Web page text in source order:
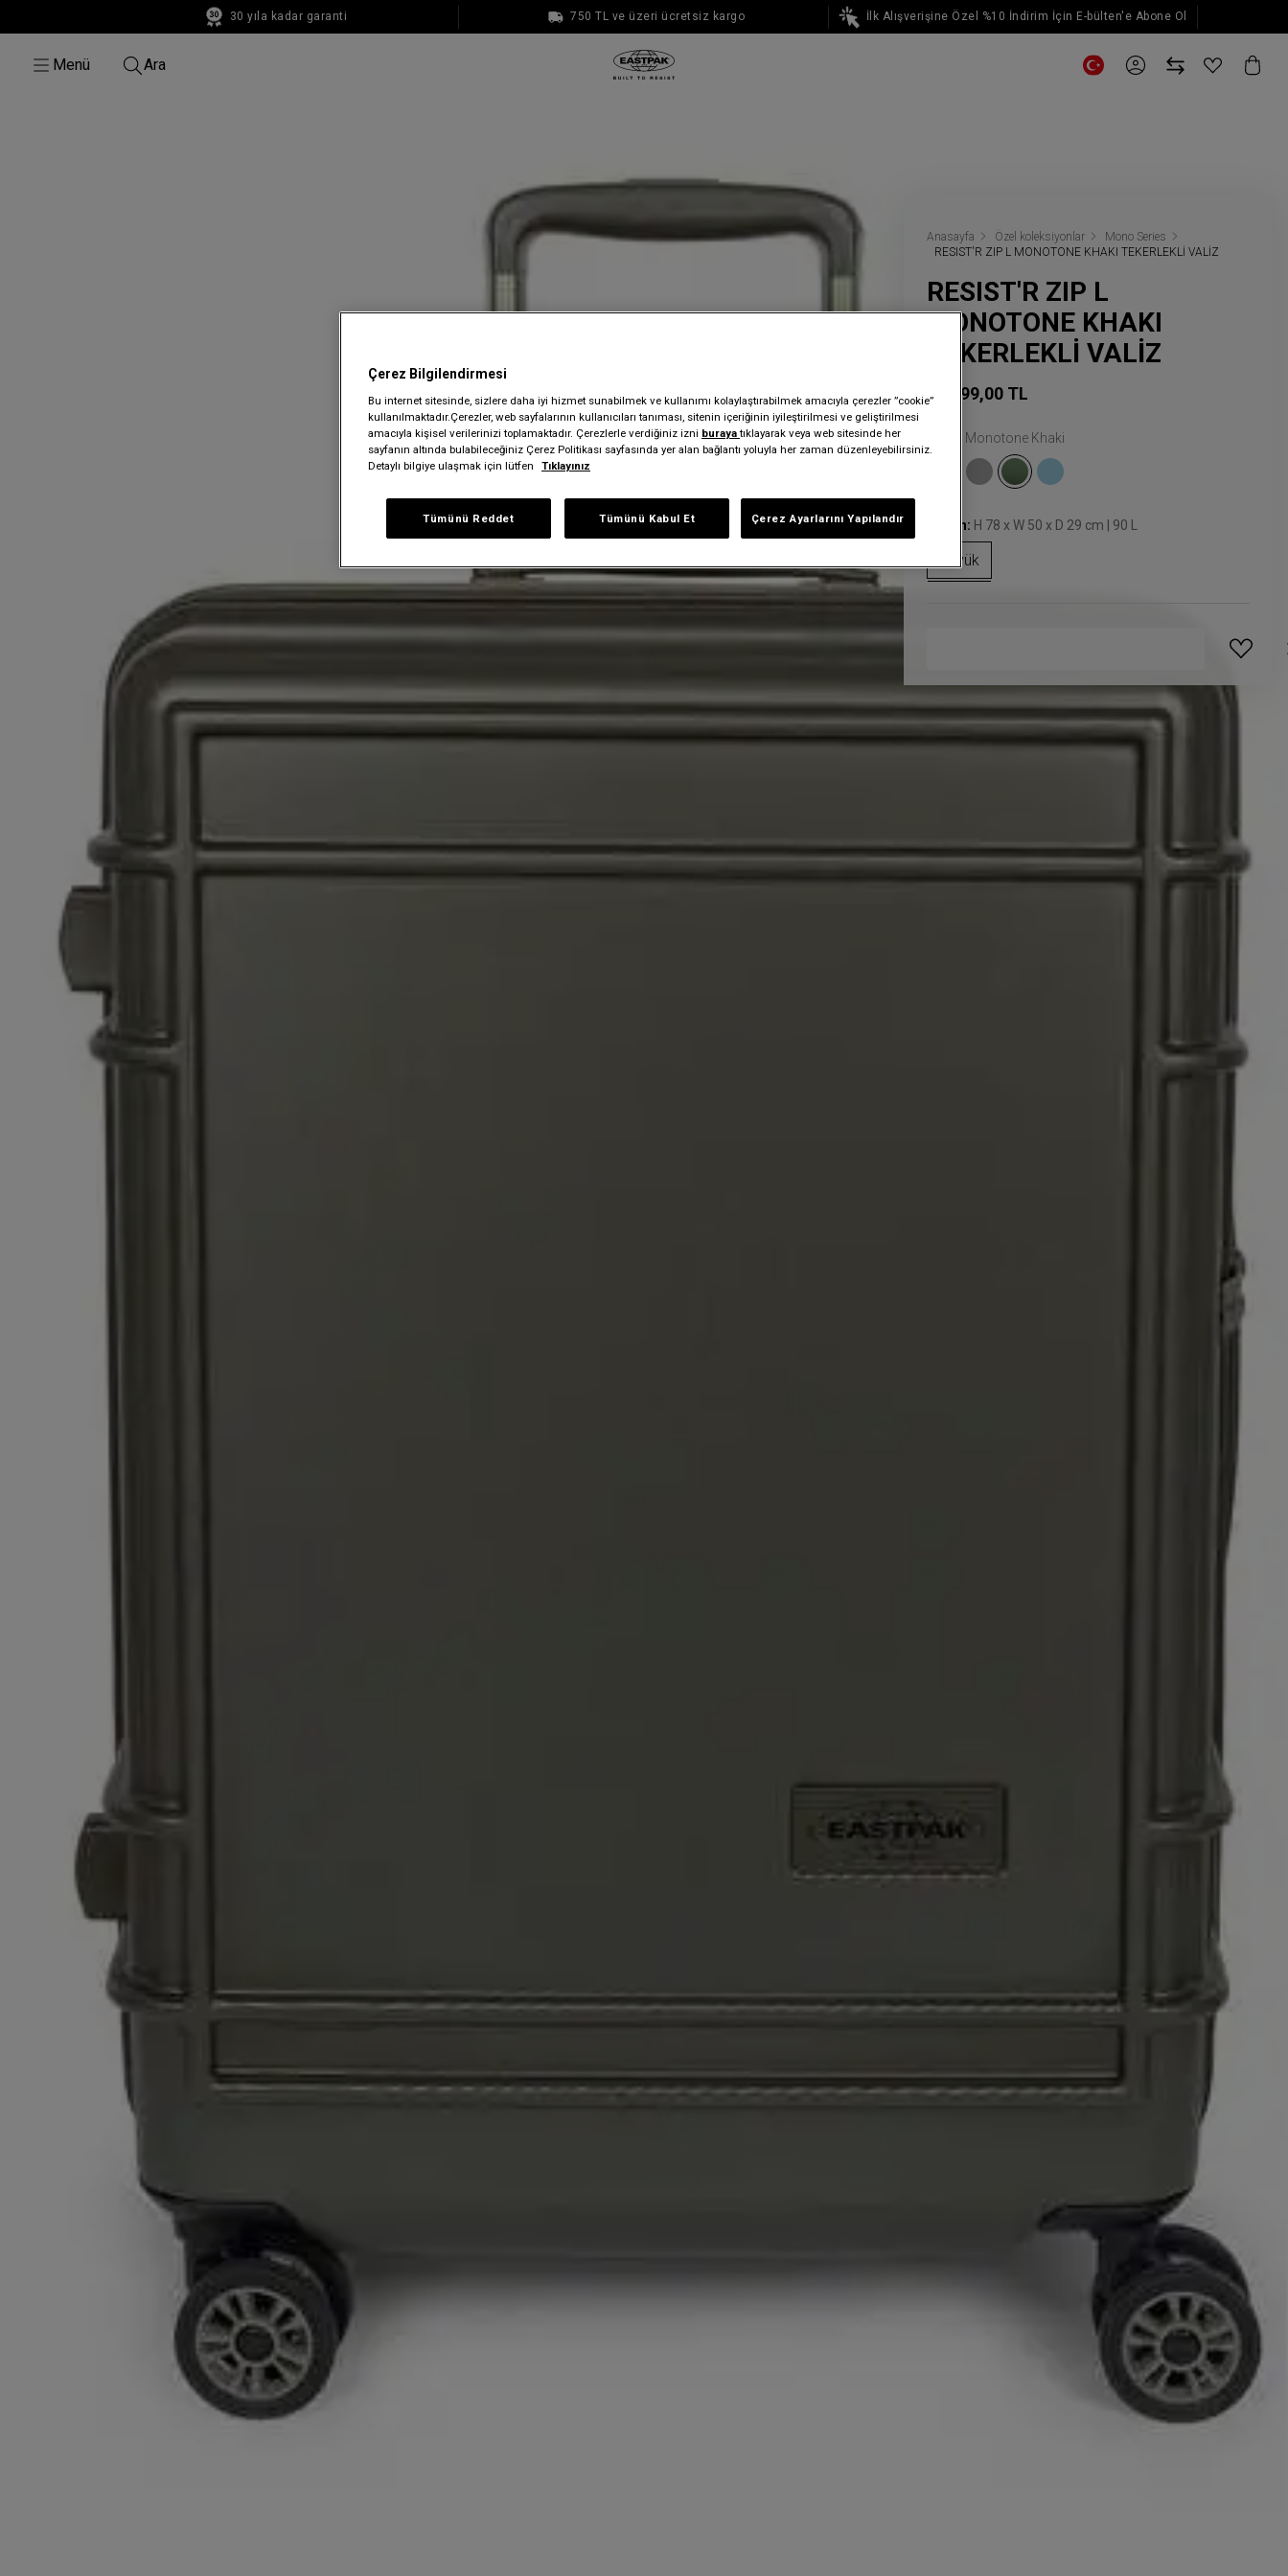
30 yıla kadar garanti 750 TL ve üzeri ücretsiz kargo İlk Alışverişine Özel %10 İndirim İçin E-bülten'e Abone Ol
1000 TL ve üzeri ücretsiz kargo E-posta güncellemeleri için kaydol
Menü Ara
Anasayfa Özel koleksiyonlar
Mono Series
RESIST'R ZIP L MONOTONE KHAKI TEKERLEKLİ VALİZ
RESIST'R ZIP L
MONOTONE KHAKI
TEKERLEKLİ VALİZ
20.999,00 TL
Monotone Khaki
Beden: H 78 x W 50 x D 29 cm | 90 L
Büyük
Çerez Bilgilendirmesi
Bu internet sitesinde, sizlere daha iyi hizmet sunabilmek ve kullanımı kolaylaştırabilmek amacıyla çerezler ”cookie”
kullanılmaktadır.Çerezler, web sayfalarının kullanıcıları tanıması, sitenin içeriğinin iyileştirilmesi ve geliştirilmesi
amacıyla kişisel verilerinizi toplamaktadır. Çerezlerle verdiğiniz izni burayatıklayarak veya web sitesinde her
sayfanın altında bulabileceğiniz Çerez Politikası sayfasında yer alan bağlantı yoluyla her zaman düzenleyebilirsiniz.
Detaylı bilgiye ulaşmak için lütfen
Tıklayınız
Çerez Ayarlarını Yapılandır
Tümünü Reddet Tümünü Kabul Et